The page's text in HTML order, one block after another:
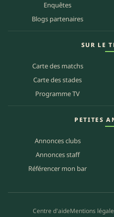
Enquêtes
Blogs partenaires
SUR LE
Carte des matchs
Carte des stades
Programme TV
PETITES
Annonces clubs
Annonces staff
Référencer mon bar
Centre d'aideMentions